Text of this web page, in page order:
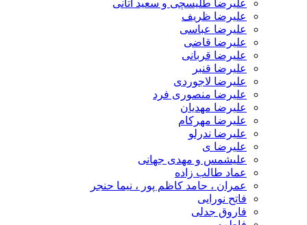
علیرضا طلیسچی و سعید آتانی
علیرضا ظریف
علیرضا عباسی
علیرضا قاضی
علیرضا قربانی
علیرضا قنبر
علیرضا لاجوردی
علیرضا منصوری فرد
علیرضا مهدیان
علیرضا مهرکام
علیرضا ندرلو
علیرضا ی
علیشمس و مهدی جهانی
عماد طالب زاده
عمران ، حامد کاظم پور ، نیما حنجر
فاتح نورایی
فاروق جدلی